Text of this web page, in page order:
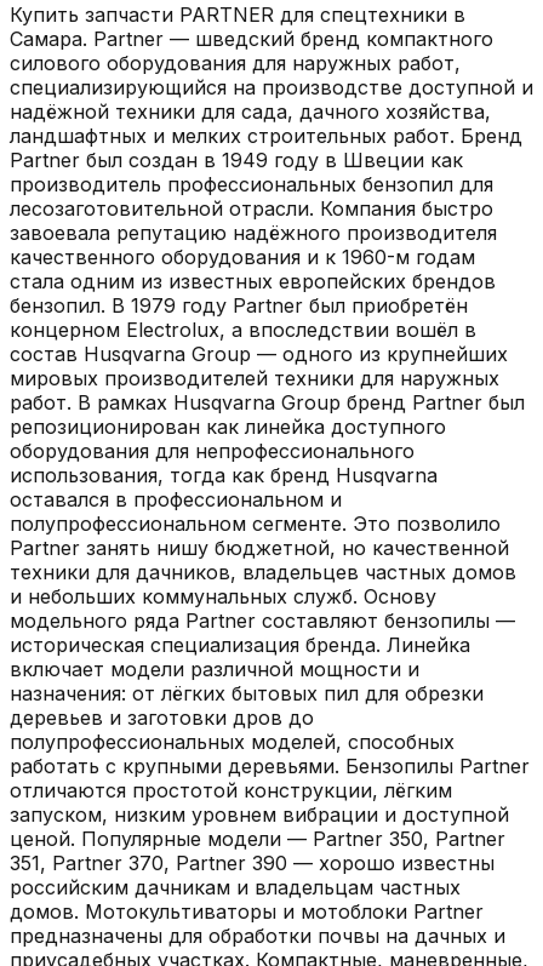
Купить запчасти PARTNER для спецтехники в
Самара. Partner — шведский бренд компактного
силового оборудования для наружных работ,
специализирующийся на производстве доступной и
надёжной техники для сада, дачного хозяйства,
ландшафтных и мелких строительных работ. Бренд
Partner был создан в 1949 году в Швеции как
производитель профессиональных бензопил для
лесозаготовительной отрасли. Компания быстро
завоевала репутацию надёжного производителя
качественного оборудования и к 1960-м годам
стала одним из известных европейских брендов
бензопил. В 1979 году Partner был приобретён
концерном Electrolux, а впоследствии вошёл в
состав Husqvarna Group — одного из крупнейших
мировых производителей техники для наружных
работ. В рамках Husqvarna Group бренд Partner был
репозиционирован как линейка доступного
оборудования для непрофессионального
использования, тогда как бренд Husqvarna
оставался в профессиональном и
полупрофессиональном сегменте. Это позволило
Partner занять нишу бюджетной, но качественной
техники для дачников, владельцев частных домов
и небольших коммунальных служб. Основу
модельного ряда Partner составляют бензопилы —
историческая специализация бренда. Линейка
включает модели различной мощности и
назначения: от лёгких бытовых пил для обрезки
деревьев и заготовки дров до
полупрофессиональных моделей, способных
работать с крупными деревьями. Бензопилы Partner
отличаются простотой конструкции, лёгким
запуском, низким уровнем вибрации и доступной
ценой. Популярные модели — Partner 350, Partner
351, Partner 370, Partner 390 — хорошо известны
российским дачникам и владельцам частных
домов. Мотокультиваторы и мотоблоки Partner
предназначены для обработки почвы на дачных и
приусадебных участках. Компактные, маневренные,